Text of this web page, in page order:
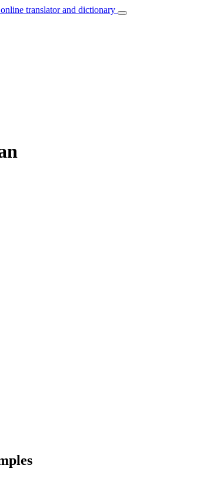
translator and dictionary